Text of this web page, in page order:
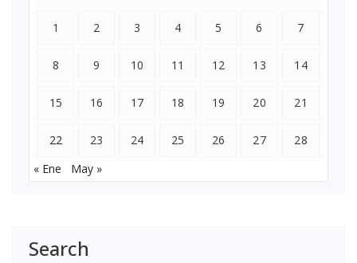
1 2 3 4 5 6 7
8 9 10 11 12 13 14
15 16 17 18 19 20 21
22 23 24 25 26 27
28
« Ene
May »
Search